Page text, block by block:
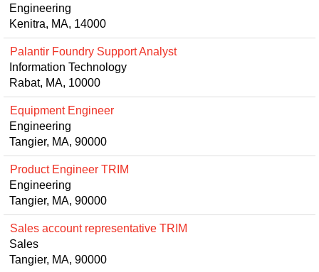
Engineering
Kenitra, MA, 14000
Palantir Foundry Support Analyst
Information Technology
Rabat, MA, 10000
Equipment Engineer
Engineering
Tangier, MA, 90000
Product Engineer TRIM
Engineering
Tangier, MA, 90000
Sales account representative TRIM
Sales
Tangier, MA, 90000